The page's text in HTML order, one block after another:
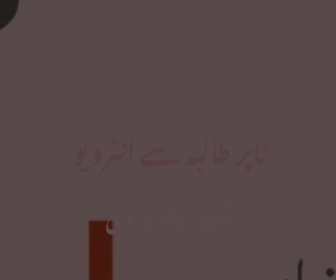
شہباز عالم باروی